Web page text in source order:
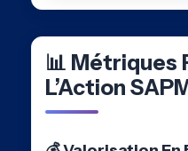
📊 Métriques
L’Action